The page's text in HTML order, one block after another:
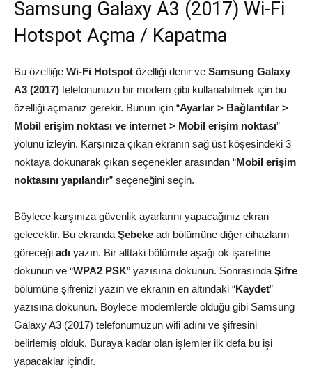
Samsung Galaxy A3 (2017) Wi-Fi
Hotspot Açma / Kapatma
Bu özelliğe Wi-Fi Hotspot özelliği denir ve Samsung Galaxy
A3 (2017) telefonunuzu bir modem gibi kullanabilmek için bu
özelliği açmanız gerekir. Bunun için “Ayarlar > Bağlantılar >
Mobil erişim noktası ve internet > Mobil erişim noktası”
yolunu izleyin. Karşınıza çıkan ekranın sağ üst köşesindeki 3
noktaya dokunarak çıkan seçenekler arasından “Mobil erişim
noktasını yapılandır” seçeneğini seçin.
Böylece karşınıza güvenlik ayarlarını yapacağınız ekran
gelecektir. Bu ekranda Şebeke adı bölümüne diğer cihazların
göreceği adı yazın. Bir alttaki bölümde aşağı ok işaretine
dokunun ve “WPA2 PSK” yazısına dokunun. Sonrasında Şifre
bölümüne şifrenizi yazın ve ekranın en altındaki “Kaydet”
yazısına dokunun. Böylece modemlerde olduğu gibi Samsung
Galaxy A3 (2017) telefonumuzun wifi adını ve şifresini
belirlemiş olduk. Buraya kadar olan işlemler ilk defa bu işi
yapacaklar içindir.